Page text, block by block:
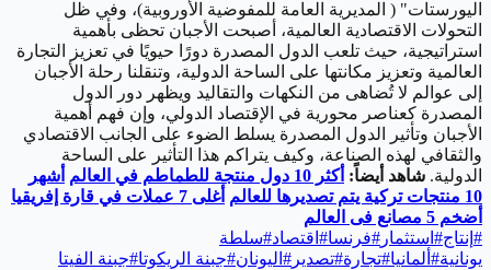
اليورستات" ( المديرية العامة للمفوضية الأوروبية)، وفي ظل
التحولات الاقتصادية العالمية، أصبحت الأجبان تحظى بأهمية
استراتيجية، حيث تلعب الدول المصدرة دورًا حيويًا في تعزيز التجارة
العالمية وتعزيز مكانتها على الساحة الدولية، وتنقلنا رحلة الأجبان
إلى عوالم لا تُضاهى من النكهات والتقاليد ويظهر دور الدول
المصدرة كعناصر محورية في الإقتصاد الدولي، وإن فهم أهمية
الأجبان وتأثير الدول المصدرة يسلط الضوء على الجانب الاقتصادي
والثقافي لهذه الصناعة، وكيف يتراكم هذا التأثير على الساحة
الدولية. شاهد أيضاً: أكثر 10 دول منتجة للطماطم في العالم
أشهر
10 منتجات تركية يتم تصديرها للعالم
أغلى 7 عملات في قارة إفريقيا
أضخم 5 مصانع فى العالم
# إنتاج# استثمار #فرنسا# اقتصاد#سلطة
يونانية# ألمانيا#تجارة#تصدير # اليونان#جبنة الريكوتا#جبنة الفيتا